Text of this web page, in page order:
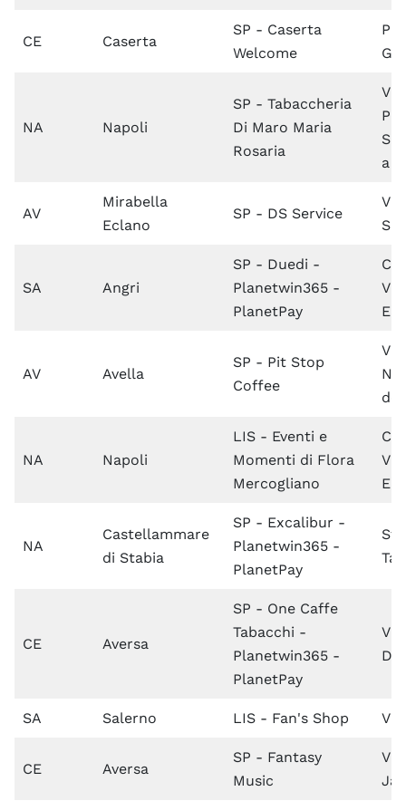
CE Caserta
SP - Caserta
Welcome
NA Napoli
SP - Tabaccheria
Di Maro Maria
Rosaria
Via
a
AV
Mirabella
Eclano
SP - DS Service
Via
SA Angri
SP - Duedi -
Planetwin365 -
PlanetPay
AV Avella
SP - Pit Stop
Coffee
Via
NA Napoli
LIS - Eventi e
Momenti di Flora
Mercogliano
NA
Castellammare
di Stabia
SP - Excalibur -
Planetwin365 -
PlanetPay
CE Aversa
SP - One Caffe
Tabacchi -
Planetwin365 -
PlanetPay
De
SA Salerno LIS - Fan's Shop
CE Aversa
SP - Fantasy
Music